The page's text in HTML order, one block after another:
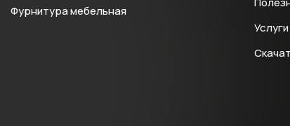
Фурнитура мебельная
Услуги